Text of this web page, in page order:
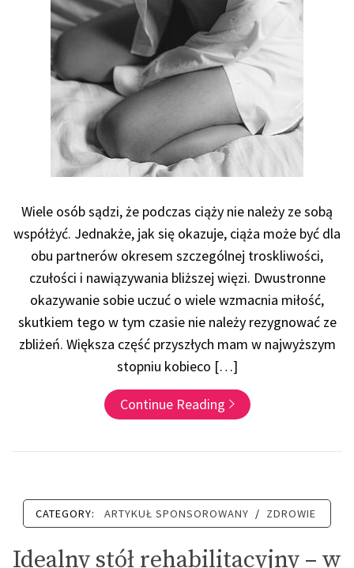
Wiele osób sądzi, że podczas ciąży nie należy ze sobą
współżyć. Jednakże, jak się okazuje, ciąża może być dla
obu partnerów okresem szczególnej troskliwości,
czułości i nawiązywania bliższej więzi. Dwustronne
okazywanie sobie uczuć o wiele wzmacnia miłość,
skutkiem tego w tym czasie nie należy rezygnować ze
zbliżeń. Większa część przyszłych mam w najwyższym
stopniu kobieco […]
Continue Reading
CATEGORY: ARTYKUŁ SPONSOROWANY / ZDROWIE
Idealny stół rehabilitacyjny – w